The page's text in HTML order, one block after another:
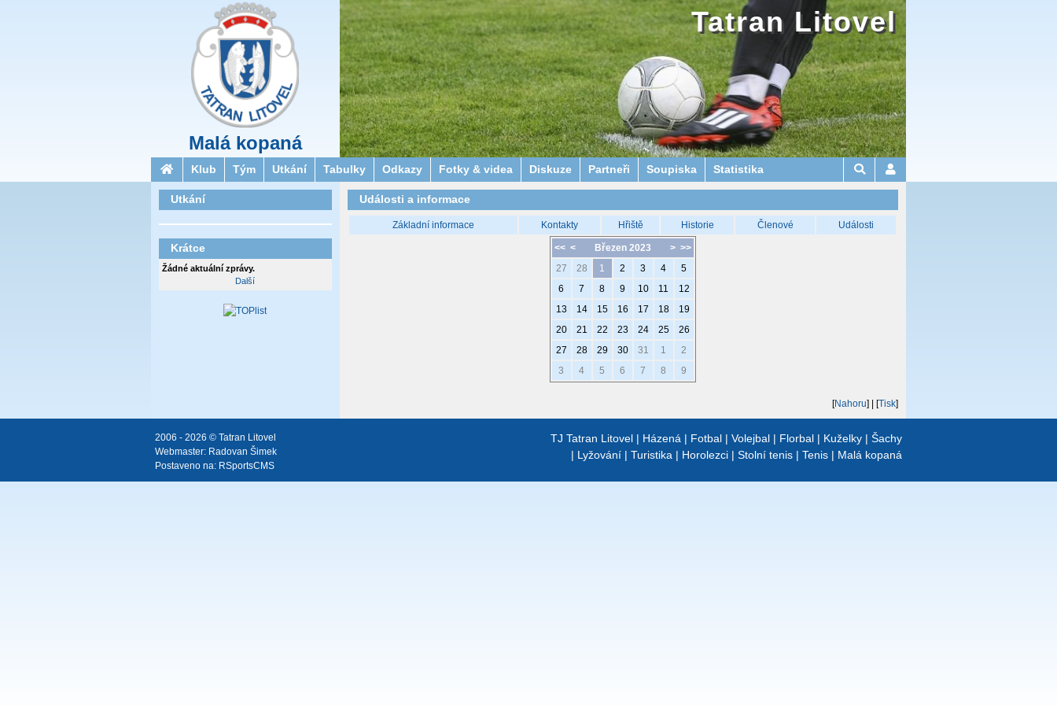
Malá kopaná
Tatran Litovel
Klub Tým Utkání Tabulky Odkazy Fotky & videa Diskuze Partneři Soupiska Statistika
Události a informace
Základní informace Kontakty Hřiště Historie Členové Události
<< < > >>
Březen 2023
27
28 1 2 3 4
5
6
7 8 9 10 11
12
13
14 15 16 17 18
19
20
21 22 23 24 25
26
27
28 29 30 31 1
2
3
4 5 6 7 8 9
[Nahoru] | [Tisk]
Utkání
Krátce
Žádné aktuální zprávy.
Další
TJ Tatran Litovel | Házená | Fotbal | Volejbal | Florbal | Kuželky | Šachy
| Lyžování | Turistika | Horolezci | Stolní tenis | Tenis | Malá kopaná
2006 - 2026 © Tatran Litovel
Webmaster: Radovan Šimek
Postaveno na: RSportsCMS